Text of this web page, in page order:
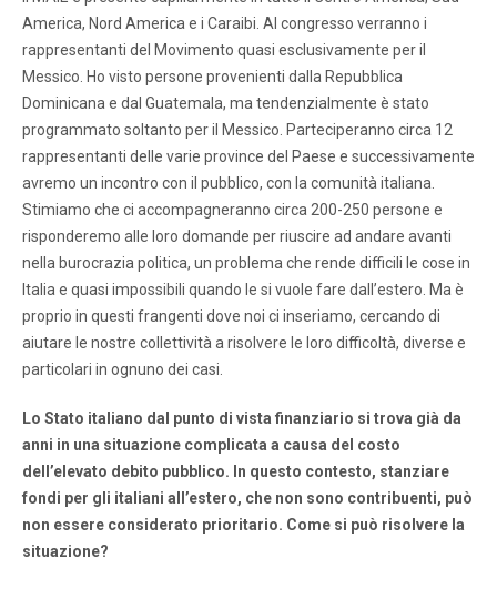
America, Nord America e i Caraibi. Al congresso verranno i
rappresentanti del Movimento quasi esclusivamente per il
Messico. Ho visto persone provenienti dalla Repubblica
Dominicana e dal Guatemala, ma tendenzialmente è stato
programmato soltanto per il Messico. Parteciperanno circa 12
rappresentanti delle varie province del Paese e successivamente
avremo un incontro con il pubblico, con la comunità italiana.
Stimiamo che ci accompagneranno circa 200-250 persone e
risponderemo alle loro domande per riuscire ad andare avanti
nella burocrazia politica, un problema che rende difficili le cose in
Italia e quasi impossibili quando le si vuole fare dall’estero. Ma è
proprio in questi frangenti dove noi ci inseriamo, cercando di
aiutare le nostre collettività a risolvere le loro difficoltà, diverse e
particolari in ognuno dei casi.
Lo Stato italiano dal punto di vista finanziario si trova già da
anni in una situazione complicata a causa del costo
dell’elevato debito pubblico. In questo contesto, stanziare
fondi per gli italiani all’estero, che non sono contribuenti, può
non essere considerato prioritario. Come si può risolvere la
situazione?